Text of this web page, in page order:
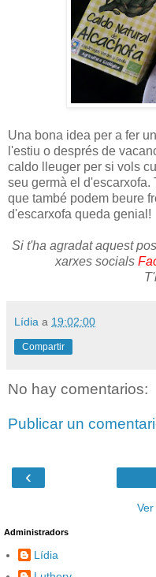
Una bona idea per a fer
l'estiu o després de
caldo lleuger per si vols
seu germà el d'escarxofa.
que també podem beure
d'escarxofa queda genial!
Si t'ha agradat aquest
xarxes socials
Lídia a 19:02:00
Compartir
No hay comentarios:
Publicar un
‹
Administradors
Lídia